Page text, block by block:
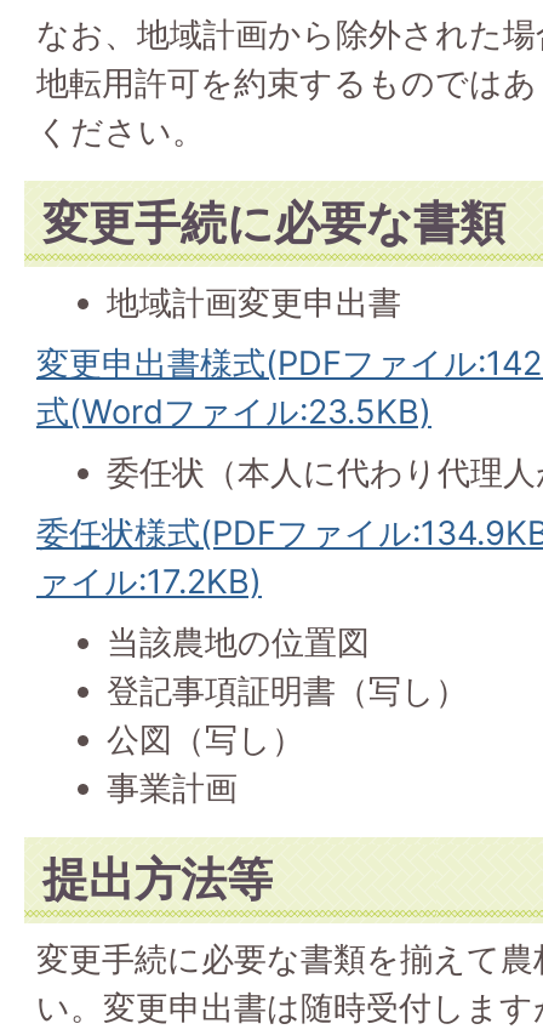
なお、地域計画から除外された
地転用許可を約束するものでは
ください。
変更手続に必要な書類
地域計画変更申出書
変更申出書様式(PDFファイル
式(Wordファイル:23.5KB)
委任状（本人に代わり代理
委任状様式(PDFファイル
ァイル:17.2KB)
当該農地の位置図
登記事項証明書（写し）
公図（写し）
事業計画
提出方法等
変更手続に必要な書類を揃えて
い。変更申出書は随時受付しま